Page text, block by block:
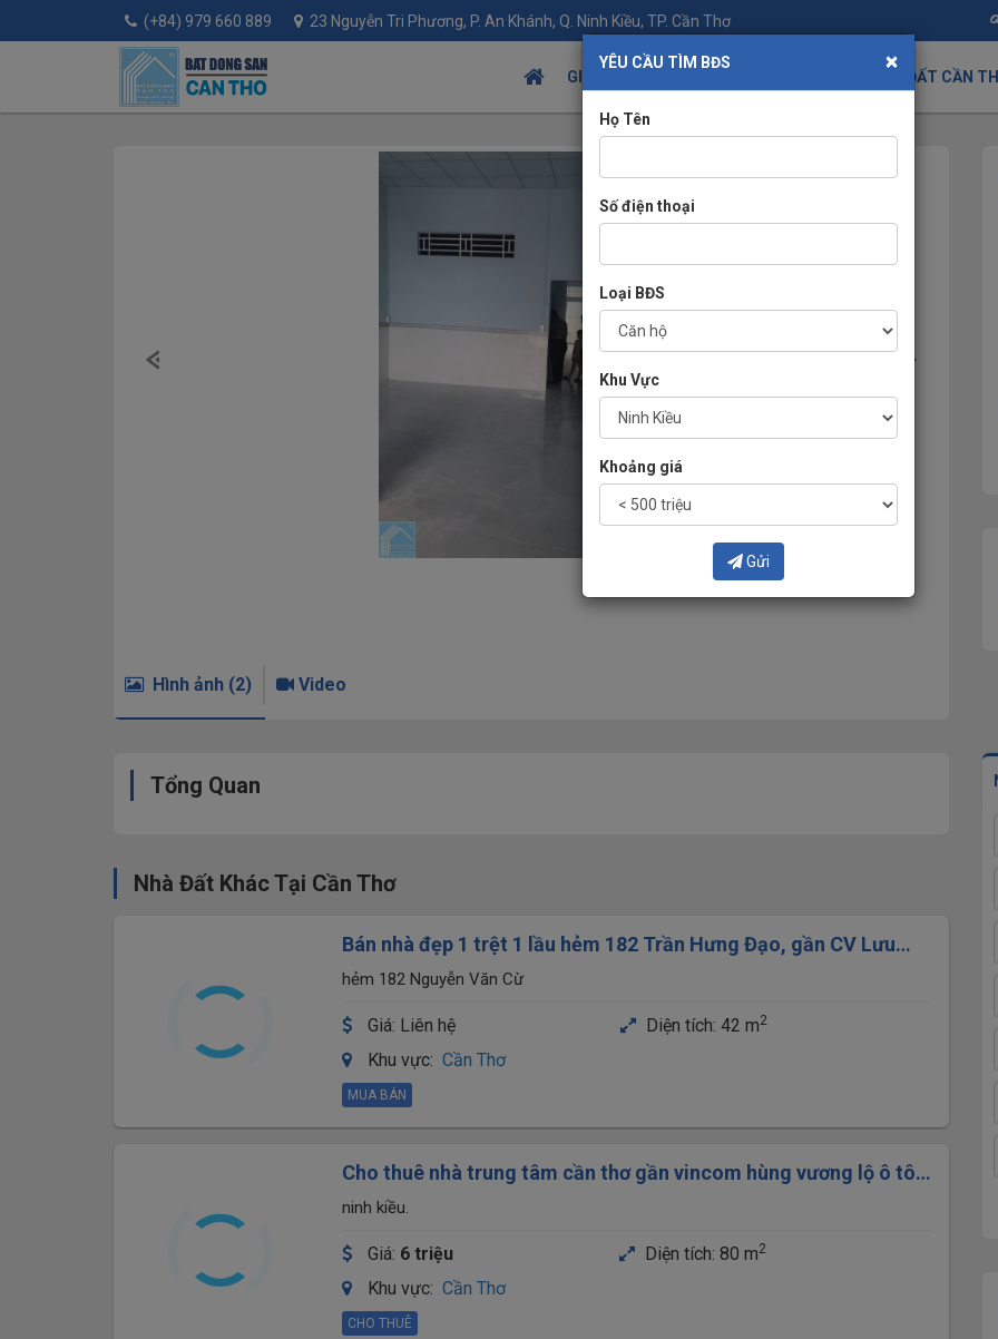
(+84) 979 660 889 23 Nguyễn Tri Phương, P. An Khánh, Q. Ninh Kiều, TP. Cần Thơ
GIỚI THIỆU NHÀ ĐẤT CẦN
Hình ảnh (2) Video
Tổng Quan
Nhà Đất Khác Tại Cần Thơ
Bán nhà đẹp 1 trệt 1 lầu hẻm 182 Trần Hưng Đạo, gần CV Lưu
Hữu Phước, DT 4,37x9,7m -42m2
hẻm 182 Nguyễn Văn Cừ
Giá: Liên hệ Diện tích: 42 m2
Khu vực: Cần Thơ
MUA BÁN
Cho thuê nhà trung tâm cần thơ gần vincom hùng vương lộ ô tô
giá 5 triệu -
ninh kiều.
Giá: 6 triệu Diện tích: 80 m2
Khu vực: Cần Thơ
CHO THUÊ
YÊU CẦU TÌM BĐS ×
Họ Tên
Số điện thoại
Loại BĐS
Khu Vực
Khoảng giá
Gửi